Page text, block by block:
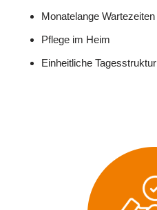
Monatelange Wartezeiten
Pflege im Heim
Einheitliche Tagesstruktur